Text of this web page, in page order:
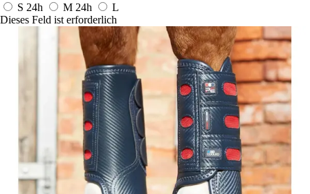
S 24h M 24h
L
Dieses Feld ist erforderlich